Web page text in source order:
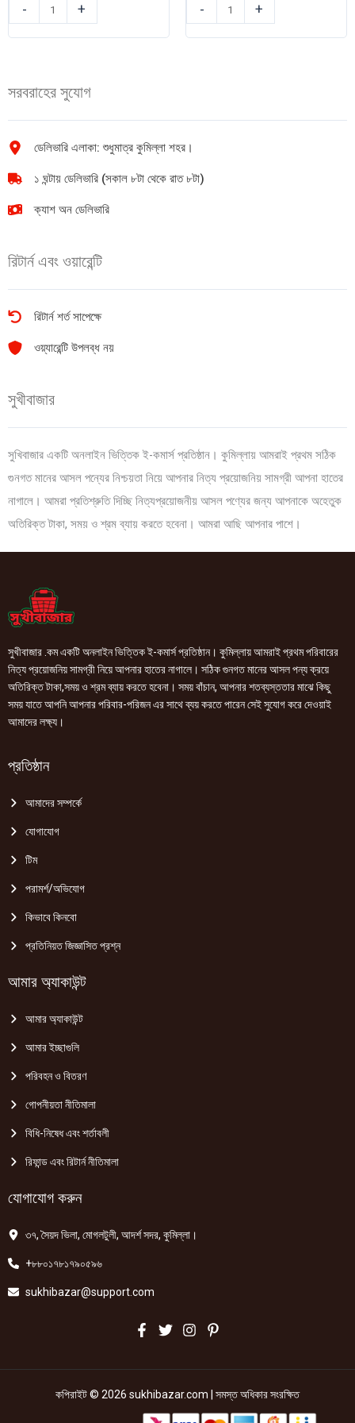
-
ইউএইচটি
দুধ
+ -
ডেইরি
বাটার
+
সরবরাহের সুযোগ
ডেলিভারি এলাকা: শুধুমাত্র কুমিল্লা শহর।
১ ঘন্টায় ডেলিভারি (সকাল ৮টা থেকে রাত ৮টা)
ক্যাশ অন ডেলিভারি
রিটার্ন এবং ওয়ারেন্টি
রিটার্ন শর্ত সাপেক্ষে
ওয়্যারেন্টি উপলব্ধ নয়
সুখীবাজার
সুখিবাজার একটি অনলাইন ভিত্তিক ই-কমার্স প্রতিষ্ঠান। কুমিল্লায় আমরাই প্রথম সঠিক
গুনগত মানের আসল পন্যের নিশ্চয়তা নিয়ে আপনার নিত্য প্রয়োজনিয় সামগ্রী আপনা হাতের
নাগালে। আমরা প্রতিশ্রুতি দিচ্ছি নিত্যপ্রয়োজনীয় আসল পণ্যের জন্য আপনাকে অহেতুক
অতিরিক্ত টাকা, সময় ও শ্রম ব্যায় করতে হবেনা। আমরা আছি আপনার পাশে।
সুখীবাজার .কম একটি অনলাইন ভিত্তিক ই-কমার্স প্রতিষ্ঠান। কুমিল্লায় আমরাই প্রথম পরিবারের
নিত্য প্রয়োজনিয় সামগ্রী নিয়ে আপনার হাতের নাগালে। সঠিক গুনগত মানের আসল পন্য ক্রয়ে
অতিরিক্ত টাকা,সময় ও শ্রম ব্যায় করতে হবেনা। সময় বাঁচান, আপনার শতব্যস্ততার মাঝে কিছু
সময় যাতে আপনি আপনার পরিবার-পরিজন এর সাথে ব্যয় করতে পারেন সেই সুযোগ করে দেওয়াই
আমাদের লক্ষ্য।
প্রতিষ্ঠান
আমাদের সম্পর্কে
যোগাযোগ
টিম
পরামর্শ/অভিযোগ
কিভাবে কিনবো
প্রতিনিয়ত জিজ্ঞাসিত প্রশ্ন
আমার অ্যাকাউন্ট
আমার অ্যাকাউন্ট
আমার ইচ্ছাগুলি
পরিবহন ও বিতরণ
গোপনীয়তা নীতিমালা
বিধি-নিষেধ এবং শর্তাবলী
রিফান্ড এবং রিটার্ন নীতিমালা
যোগাযোগ করুন
৩৭, সৈয়দ ভিলা, মোগলটুলী, আদর্শ সদর, কুমিল্লা।
+৮৮০১৭৮১৭৯০৫৯৬
sukhibazar@support.com
কপিরাইট © 2026 sukhibazar.com | সমস্ত অধিকার সংরক্ষিত